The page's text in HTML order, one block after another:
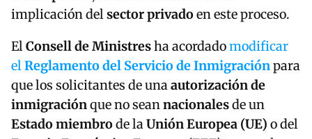
implicación delsector privadoen este proceso.
ElConsell de Ministresha acordadomodificar
elReglamento del Servicio de Inmigraciónpara
que los solicitantes de unaautorización de
inmigraciónque no seannacionalesde un
Estado miembrode laUnión Europea (UE) o del